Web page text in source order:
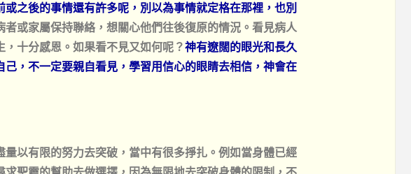
之後的事情還有許多呢，別以為事情就定格在那裡，也別
者或家屬保持聯絡，想關心他們往後復原的情況。看見病人
十分感恩。如果看不見又如何呢？神有遼闊的眼光和長久
，不一定要親自看見，學習用信心的眼睛去相信，神會在
以有限的努力去突破，當中有很多掙扎。例如當身體已經